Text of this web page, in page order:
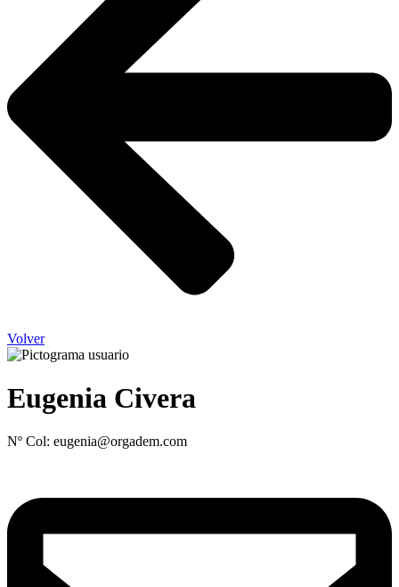
Volver
Eugenia Civera
Nº Col: eugenia@orgadem.com